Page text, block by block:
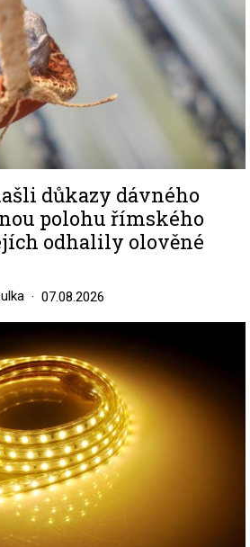
důkazy dávného
polohu římského
odhalily olověné
07.08.2026